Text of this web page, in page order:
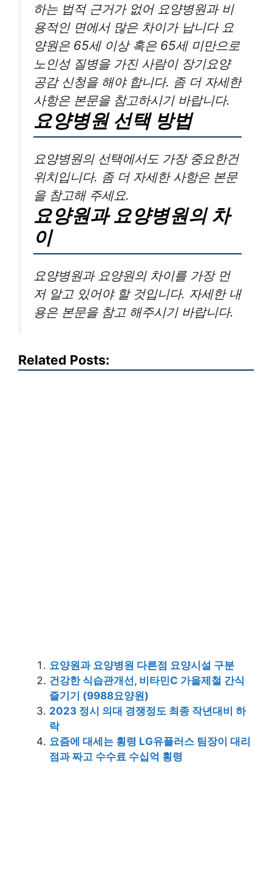
하는 법적 근거가 없어 요양병원과 비
용적인 면에서 많은 차이가 납니다 요
양원은 65세 이상 혹은 65세 미만으로
노인성 질병을 가진 사람이 장기요양
공감 신청을 해야 합니다. 좀 더 자세한
사항은 본문을 참고하시기 바랍니다.
요양병원 선택 방법
요양병원의 선택에서도 가장 중요한건
위치입니다. 좀 더 자세한 사항은 본문
을 참고해 주세요.
요양원과 요양병원의 차
이
요양병원과 요양원의 차이를 가장 먼
저 알고 있어야 할 것입니다. 자세한 내
용은 본문을 참고 해주시기 바랍니다.
Related Posts:
요양원과 요양병원 다른점 요양시설 구분
건강한 식습관개선, 비타민C 가을제철 간식
즐기기 (9988요양원)
2023 정시 의대 경쟁정도 최종 작년대비 하
락
요즘에 대세는 횡령 LG유플러스 팀장이 대리
점과 짜고 수수료 수십억 횡령